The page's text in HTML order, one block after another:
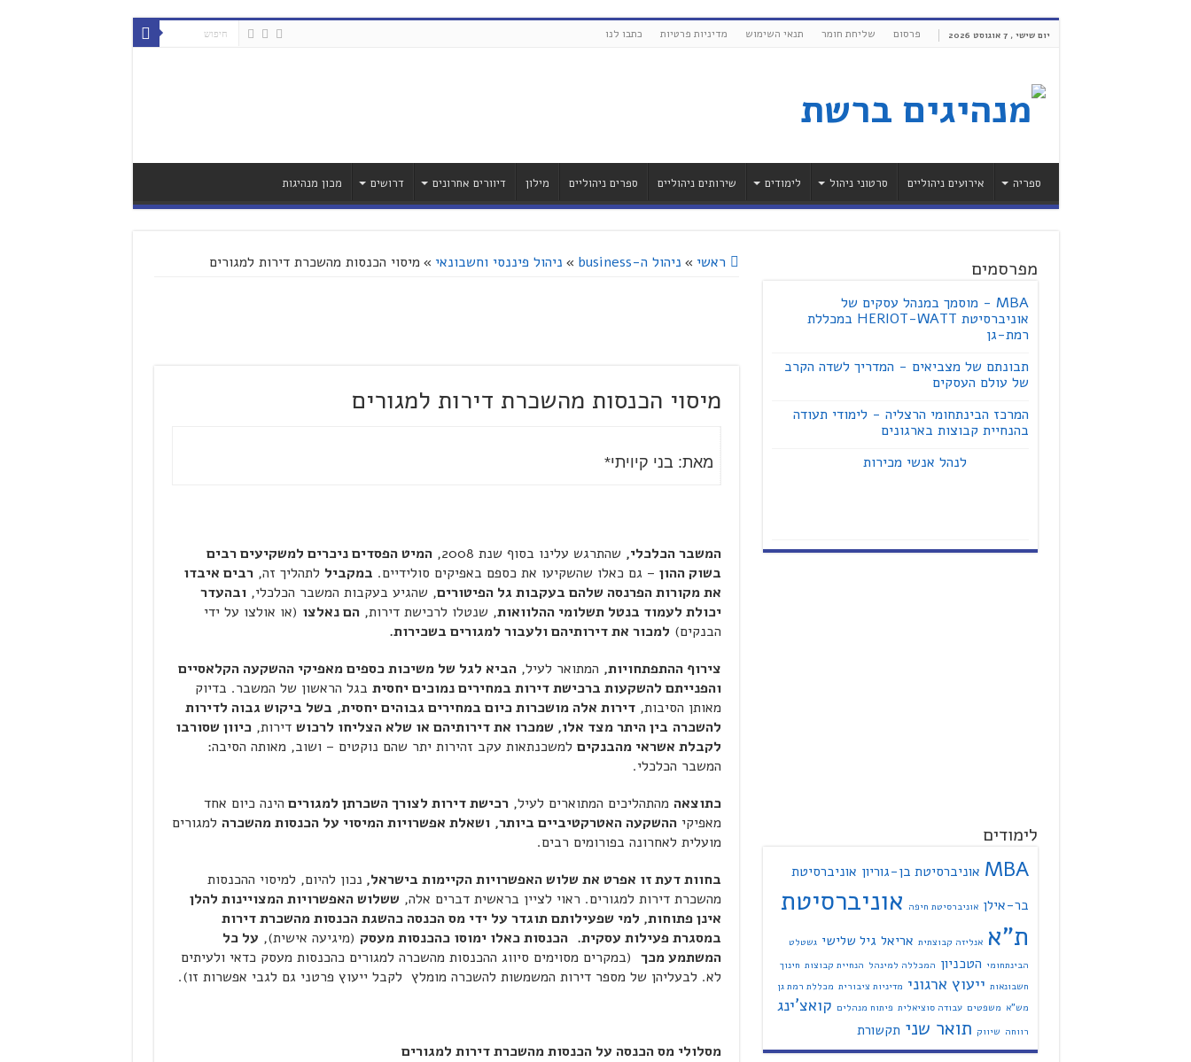
יום שישי , 7 אוגוסט 2026 פרסום שליחת חומר תנאי השימוש מדיניות פרטיות כתבו לנו
ספריה אירועים ניהוליים סרטוני ניהול לימודים שירותים ניהוליים ספרים ניהוליים מילון דיוורים אחרונים דרושים מכון מנהיגות
ראשי » ניהול ה-business » ניהול פיננסי וחשבונאי » מיסוי הכנסות מהשכרת דירות למגורים
מיסוי הכנסות מהשכרת דירות למגורים
מאת: בני קיויתי*
המשבר הכלכלי, שהתרגש עלינו בסוף שנת 2008,
המיט הפסדים ניכרים למשקיעים רבים
בשוק ההון – גם כאלו שהשקיעו את כספם באפיקים סולידיים. במקביל לתהליך זה,רבים איבדו
את מקורות הפרנסה שלהם בעקבות גל הפיטורים, שהגיע בעקבות המשבר הכלכלי,ובהעדר
יכולת לעמוד בנטל תשלומי ההלוואות, שנטלו לרכישת דירות,הם נאלצו (או אולצו על ידי
הבנקים) למכור את דירותיהם ולעבור למגורים בשכירות.
צירוף ההתפתחויות, המתואר לעיל,הביא לגל של משיכות כספים מאפיקי ההשקעה הקלאסיים
והפנייתם להשקעות ברכישת דירות במחירים נמוכים יחסית בגל הראשון של המשבר. בדיוק
מאותן הסיבות,דירות אלה מושכרות כיום במחירים גבוהים יחסית, בשל ביקוש גבוה לדירות
להשכרה בין היתר מצד אלו, שמכרו את דירותיהם או שלא הצליחו לרכוש דירות,כיוון שסורבו
לקבלת אשראי מהבנקים למשכנתאות עקב זהירות יתר שהם נוקטים – ושוב, מאותה הסיבה:
המשבר הכלכלי.
כתוצאה מהתהליכים המתוארים לעיל,רכישת דירות לצורך השכרתן למגורים הינה כיום אחד
מאפיקיההשקעה האטרקטיביים ביותר, ושאלת אפשרויות המיסוי על הכנסות מהשכרה למגורים
מועלית לאחרונה בפורומים רבים.
בחוות דעת זו אפרט את שלוש האפשרויות הקיימות בישראל, נכון להיום, למיסוי ההכנסות
מהשכרת דירות למגורים. ראוי לציין בראשית דברים אלה, ששלוש האפשרויות המצויינות להלן
אינן פתוחות, למי שפעילותם תוגדר על ידי מס הכנסה כהשגת הכנסות מהשכרת דירות
במסגרת פעילות עסקית. הכנסות כאלו ימוסו כהכנסות מעסק (מיגיעה אישית), על כל
המשתמע מכך (במקרים מסוימים סיווג ההכנסות מהשכרה למגורים כהכנסות מעסק כדאי ולעיתים
לא. לבעליהן של מספר דירות המשמשות להשכרה מומלץ לקבל ייעוץ פרטני גם לגבי אפשרות זו).
מסלולי מס הכנסה על הכנסות מהשכרת דירות למגורים
מפרסמים
MBA - מוסמך במנהל עסקים של
אוניברסיטת HERIOT-WATT במכללת
רמת-גן
תבונתם של מצביאים - המדריך לשדה הקרב
של עולם העסקים
המרכז הבינתחומי הרצליה - לימודי תעודה
בהנחיית קבוצות בארגונים
לנהל אנשי מכירות
לימודים
MBA אוניברסיטת בן-גוריון אוניברסיטת
בר-אילן אוניברסיטת חיפה אוניברסיטת
ת"א אנליזה קבוצתית אריאל גיל שלישי גשטלט
הבינתחומי הטכניון המכללה למינהל הנחיית קבוצות חינוך
חשבונאות ייעוץ ארגוני מדיניות ציבורית מכללת רמת גן
מש"א משפטים עבודה סוציאלית פיתוח מנהלים קואצ'ינג
רווחה שיווק תואר שני תקשורת